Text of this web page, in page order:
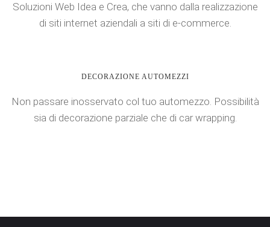
Soluzioni Web Idea e Crea, che vanno dalla realizzazione
di siti internet aziendali a siti di e-commerce.
DECORAZIONE AUTOMEZZI
Non passare inosservato col tuo automezzo. Possibilità
sia di decorazione parziale che di car wrapping.